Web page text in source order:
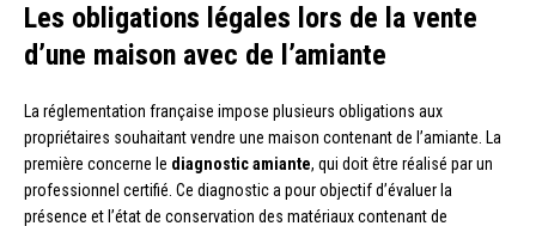
Les obligations légales lors de la vente
d’une maison avec de l’amiante
La réglementation française impose plusieurs obligations aux
propriétaires souhaitant vendre une maison contenant de l’amiante. La
première concerne le diagnostic amiante, qui doit être réalisé par un
professionnel certifié. Ce diagnostic a pour objectif d’évaluer la
présence et l’état de conservation des matériaux contenant de